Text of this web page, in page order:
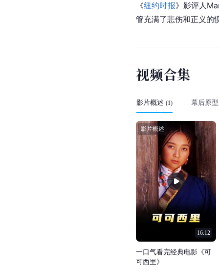
《纽约时报》影评人
管充满了悲伤和正义的
视频合集
影片概述 (1) 幕后原型
16:12
影片概述
一口 气看完经典电影 《可
可西里 》